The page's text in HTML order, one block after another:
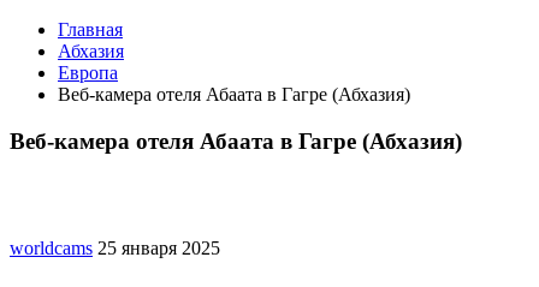
Главная
Абхазия
Европа
Веб-камера отеля Абаата в Гагре (Абхазия)
Веб-камера отеля Абаата в Гагре (Абхазия)
worldcams 25 января 2025